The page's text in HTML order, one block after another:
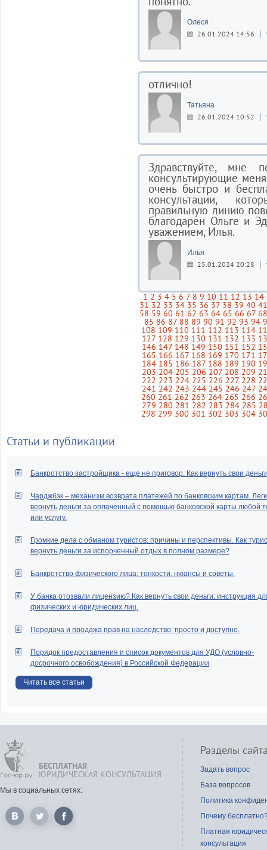
Олеся
26.01.2024 14:56
отлично!
Татьяна
26.01.2024 10:52
Здравствуйте, мне
консультирующие
очень быстро и
консультации,
правильную линию
благодарен Ольге и
уважением, Илья.
Илья
25.01.2024 20:28
1 2 3 4 5 6 7 8 9 10 11 12 13 14
31 32 33 34 35 36 37 38 39 40
58 59 60 61 62 63 64 65 66 67 68
85 86 87 88 89 90 91 92 93 94
108 109 110 111 112 113 114
127 128 129 130 131 132 133
146 147 148 149 150 151 152
165 166 167 168 169 170 171
184 185 186 187 188 189 190
203 204 205 206 207 208 209
222 223 224 225 226 227 228
241 242 243 244 245 246 247
260 261 262 263 264 265 266
279 280 281 282 283 284 285
298 299 300 301 302 303 304
Статьи и публикации
Банкротство застройщика - еще не приговор. Как вернуть свои
Чарджбэк – механизм возврата платежей по банковским картам.
вернуть деньги за оплаченный с помощью банковской карты любой
или услугу.
Громкие дела с обманом туристов: причины и перспективы. Как
вернуть деньги за испорченный отдых в полном размере?
Банкротство физического лица: тонкости, нюансы и советы.
У банка отозвали лицензию? Как вернуть свои деньги: инструкция
физических и юридических лиц.
Передача и продажа прав на наследство: просто и доступно.
Порядок предоставления и список документов для УДО (условно-
досрочного освобождения) в Российской Федерации
Читать все статьи
БЕСПЛАТНАЯ
ЮРИДИЧЕСКАЯ КОНСУЛЬТАЦИЯ
Мы в социальных сетях:
Разделы
Задать вопрос
База вопросов
Политика
Почему
Платная
консультация